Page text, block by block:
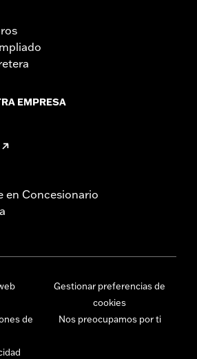
EMPRESA
en Concesionario
de
Gestionar preferencias de
cookies
Nos preocupamos por ti